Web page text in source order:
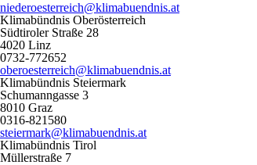
niederoesterreich@klimabuendnis.at
Klimabündnis Oberösterreich
Südtiroler Straße 28
4020 Linz
0732-772652
oberoesterreich@klimabuendnis.at
Klimabündnis Steiermark
Schumanngasse 3
8010 Graz
0316-821580
steiermark@klimabuendnis.at
Klimabündnis Tirol
Müllerstraße 7